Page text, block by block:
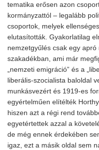
tematika erősen azon
kormányzattól – legalább
csoportok, melyek
elutasították. Gyakorlatilag
nemzetgyűlés csak egy
szakadékban, ami már
„nemzeti emigráció” és a
liberális-szocialista baloldal
munkásvezért és 1919-es
egyértelműen elítélték
hiszen azt a régi rend
egyetértettek azzal a
de még ennek érdekében
igaz, ezt a másik oldal sem